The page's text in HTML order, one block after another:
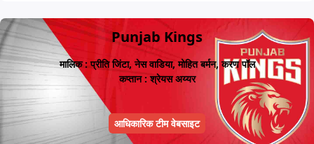
Punjab Kings
मालिक : प्रीति जिंटा, नेस वाडिया, मोहित बर्मन, करण पॉल
कप्तान : श्रेयस अय्यर
आधिकारिक टीम वेबसाइट